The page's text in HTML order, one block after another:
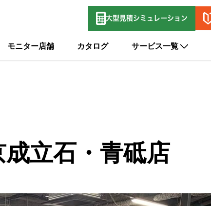
大型 見積シミュレーション
モニター店舗 カタログ サービス一覧
成立石・青砥店